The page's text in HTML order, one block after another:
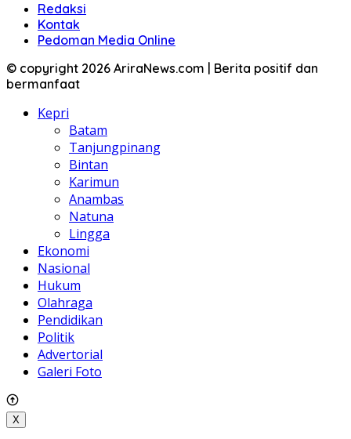
Redaksi
Kontak
Pedoman Media Online
© copyright 2026 AriraNews.com | Berita positif dan
bermanfaat
Kepri
Batam
Tanjungpinang
Bintan
Karimun
Anambas
Natuna
Lingga
Ekonomi
Nasional
Hukum
Olahraga
Pendidikan
Politik
Advertorial
Galeri Foto
X